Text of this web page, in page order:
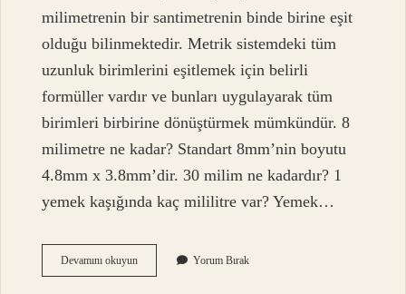
milimetrenin bir santimetrenin binde birine eşit
olduğu bilinmektedir. Metrik sistemdeki tüm
uzunluk birimlerini eşitlemek için belirli
formüller vardır ve bunları uygulayarak tüm
birimleri birbirine dönüştürmek mümkündür. 8
milimetre ne kadar? Standart 8mm’nin boyutu
4.8mm x 3.8mm’dir. 30 milim ne kadardır? 1
yemek kaşığında kaç mililitre var? Yemek…
Devamını okuyun1
Cm
Yorum Bırak